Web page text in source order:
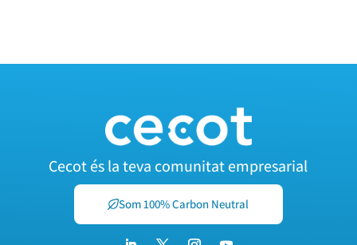
Cecot és la teva comunitat empresarial
Som 100% Carbon Neutral